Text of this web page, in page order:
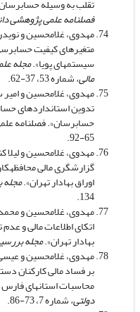
تقلب به وسیله
فصلنامه علمی پژوهشی
متغیرهای کیفیت
سیستم­های پویا».مجله
مالی،شماره 53، 37-62.
تدوین استانداردهای
حسابرسان». فصلنامه
65-92.
گزارشگری مالی
اوراق بهادار تهران».مجله
134.
اتکای اطلاعات مالی و
بهادار تهران».مجله
بر فساد مالی کارکنان
محاسبات استان­های
دولتی،شماره 7، 73-86.